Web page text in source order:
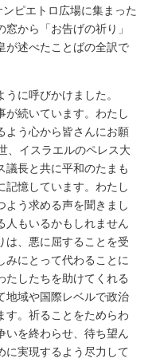
ピエトロ広場に集まった
から「お告げの祈り」
が述べたことばの全訳で
うに呼びかけました。
が続いています。わたし
よう心から皆さんにお願
、イスラエルのペレス大
議長と共に平和のたまも
記憶しています。わたし
よう求める声を聞きまし
人もいるかもしれません
は、悪に屈することを受
みにとって代わることに
たしたちを助けてくれる
地域や国際レベルで政治
す。祈ることをためらわ
いを終わらせ、待ち望ん
に実現するよう尽力して